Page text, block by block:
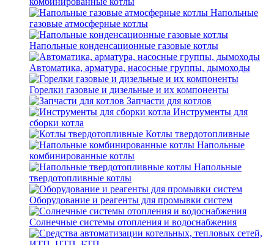
Напольные
газовые атмосферные котлы
Напольные конденсационные газовые котлы
Автоматика, арматура, насосные группы, дымоходы
Горелки газовые и дизельные и их компоненты
Запчасти для котлов
Инструменты для
сборки котла
Котлы твердотопливные
Напольные
комбинированные котлы
Напольные
твердотопливные котлы
Оборудование и реагенты для промывки систем
Солнечные системы отопления и водоснабжения